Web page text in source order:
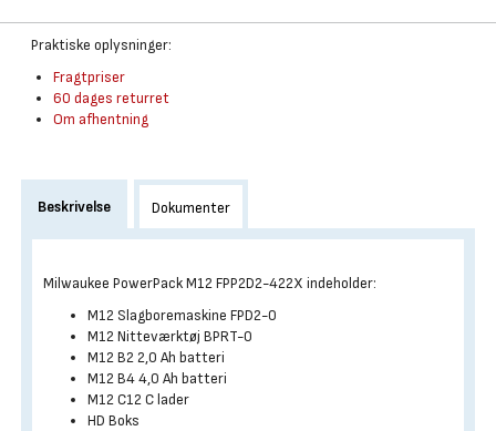
Praktiske oplysninger:
Fragtpriser
60 dages returret
Om afhentning
Beskrivelse Dokumenter
Milwaukee PowerPack M12 FPP2D2-422X indeholder:
M12 Slagboremaskine FPD2-0
M12 Nitteværktøj BPRT-0
M12 B2 2,0 Ah batteri
M12 B4 4,0 Ah batteri
M12 C12 C lader
HD Boks